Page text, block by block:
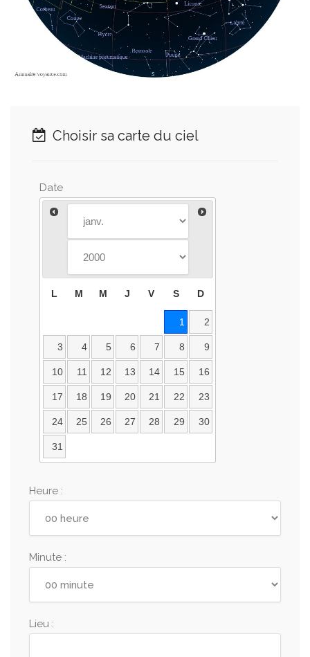
Choisir sa carte du ciel
Date
L M M J V S D
1 2
3 4 5 6 7 8 9
10 11 12 13 14 15 16
17 18 19 20 21 22 23
24 25 26 27 28 29 30
31
Heure :
Minute :
Lieu :